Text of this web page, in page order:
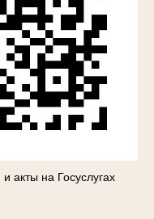
акты на Госуслугах